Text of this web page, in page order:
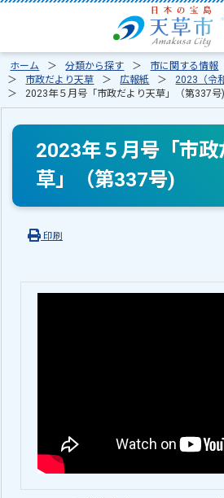
ホーム 分類から探す 市に関する情報
市政だより天草
広報紙
2023（令
2023年５月号「市政だより天草」（第337号)
2023年５月号「市政
草」（第337号)
印刷